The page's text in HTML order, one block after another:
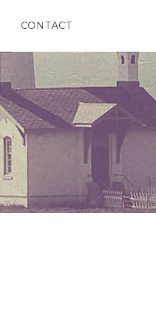
CONTACT